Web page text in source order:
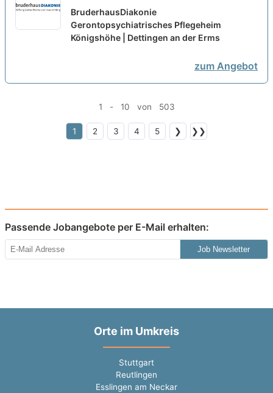
(w/m/d) in Teilzeit (max. 50%) -
Teil haben. Teil sein! neu
BruderhausDiakonie
Gerontopsychiatrisches Pflegeheim
Königshöhe | Dettingen an der Erms
zum Angebot
1 - 10 von 503
1 2 3 4 5 ❯ ❯❯
Passende Jobangebote per E-Mail erhalten:
Job Newsletter
Orte im Umkreis
Stuttgart
Reutlingen
Esslingen am Neckar